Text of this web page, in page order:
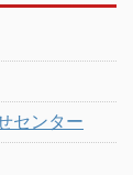
センター